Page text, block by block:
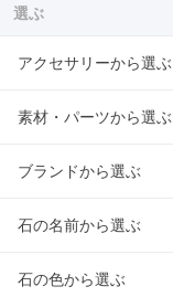
選ぶ
アクセサリーから選ぶ
素材・パーツから選ぶ
ブランドから選ぶ
石の名前から選ぶ
石の色から選ぶ